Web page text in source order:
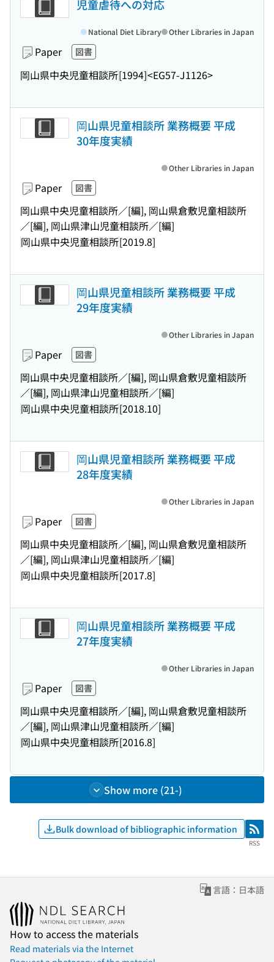
児童虐待への対応
Paper 図書
岡山県中央児童相談所[1994]<EG57-J1126>
National Diet Library Other Libraries in Japan
岡山県児童相談所 業務概要 平成
30年度実績
Paper 図書
岡山県中央児童相談所／[編], 岡山県倉敷児童相談所
／[編], 岡山県津山児童相談所／[編]
岡山県中央児童相談所[2019.8]
Other Libraries in Japan
岡山県児童相談所 業務概要 平成
29年度実績
Paper 図書
岡山県中央児童相談所／[編], 岡山県倉敷児童相談所
／[編], 岡山県津山児童相談所／[編]
岡山県中央児童相談所[2018.10]
Other Libraries in Japan
岡山県児童相談所 業務概要 平成
28年度実績
Paper 図書
岡山県中央児童相談所／[編], 岡山県倉敷児童相談所
／[編], 岡山県津山児童相談所／[編]
岡山県中央児童相談所[2017.8]
Other Libraries in Japan
岡山県児童相談所 業務概要 平成
27年度実績
Paper 図書
岡山県中央児童相談所／[編], 岡山県倉敷児童相談所
／[編], 岡山県津山児童相談所／[編]
岡山県中央児童相談所[2016.8]
Other Libraries in Japan
Show more (21-)
Bulk download of bibliographic information RSS
RSS
言語：日本語
How to access the materials
Read materials via the Internet